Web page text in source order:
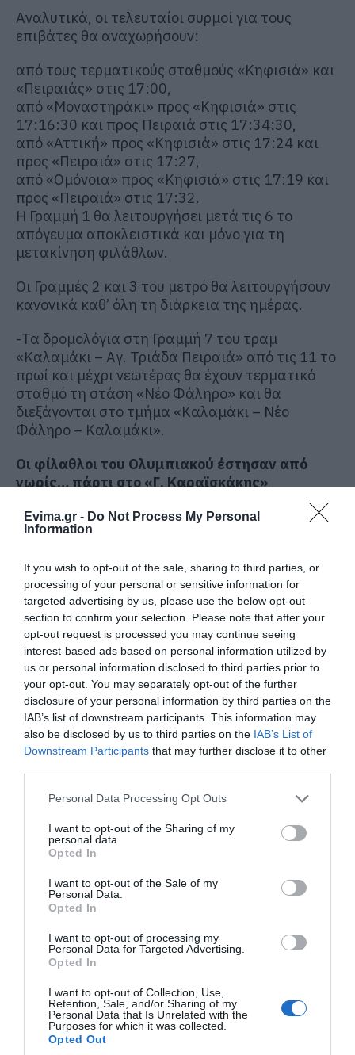
Evima.gr - Do Not Process My Personal
Information
If you wish to opt-out of the sale, sharing to third parties, or
processing of your personal or sensitive information for
targeted advertising by us, please use the below opt-out
section to confirm your selection. Please note that after your
opt-out request is processed you may continue seeing
interest-based ads based on personal information utilized by
us or personal information disclosed to third parties prior to
your opt-out. You may separately opt-out of the further
disclosure of your personal information by third parties on the
IAB’s list of downstream participants. This information may
also be disclosed by us to third parties on the IAB’s List of
Downstream Participants that may further disclose it to other
Please note that this website/app uses one or more Google
not limited to your visit or usage behaviour. You may click to
grant or deny consent to Google and its third-party tags to
use your data for below specified purposes in below Google
consent section.
Personal Data Processing Opt Outs
I want to opt-out of the Sharing of my
personal data.
Opted In
I want to opt-out of the Sale of my
Personal Data.
Opted In
I want to opt-out of processing my
Personal Data for Targeted Advertising.
Opted In
I want to opt-out of Collection, Use,
Retention, Sale, and/or Sharing of my
Personal Data that Is Unrelated with the
Purposes for which it was collected.
Opted Out
Αναλυτικά, οι τελευταίοι συρμοί για τους
επιβάτες θα αναχωρήσουν:
από τους τερματικούς σταθμούς «Κηφισιά» και
«Πειραιάς» στις 17:00,
από «Μοναστηράκι» προς «Κηφισιά» στις
17:16:30 και προς Πειραιά στις 17:34:30,
από «Αττική» προς «Κηφισιά» στις 17:24 και
προς «Πειραιά» στις 17:27,
από «Ομόνοια» προς «Κηφισιά» στις 17:19 και
προς «Πειραιά» στις 17:32.
Η Γραμμή 1 θα λειτουργήσει μετά τις 6 το
απόγευμα αποκλειστικά και μόνο για τη
μετακίνηση φιλάθλων.
Οι Γραμμές 2 και 3 του μετρό θα λειτουργήσουν
κανονικά καθ’ όλη τη διάρκεια της ημέρας.
-Τα δρομολόγια στη Γραμμή 7 του τραμ
«Καλαμάκι – Αγ. Τριάδα Πειραιά» από τις 11 το
πρωί και μέχρι νεωτέρας θα έχουν τερματικό
σταθμό τη στάση «Νέο Φάληρο» και θα
διεξάγονται στο τμήμα «Καλαμάκι – Νέο
Φάληρο – Καλαμάκι».
Οι φίλαθλοι του Ολυμπιακού έστησαν από
νωρίς… πάρτι στο «Γ. Καραϊσκάκης»
Σε ρυθμούς τελικού Conference League κινείται
ολόκληρος ο Πειραιάς, αρκετές ώρες πριν από
Ολυμπιακό και Φιορεντίνα.
Όσοι φίλοι των «ερυθρολεύκων» δεν κατάφεραν
να βρουν εισιτήριο για το ιστορικό ματς, έχουν
ήδη αρχίσει να συγκεντρώνονται στα σημεία
που θα βρίσκονται γιγαντοοθόνες και θα